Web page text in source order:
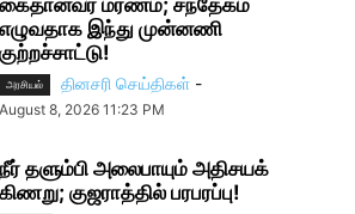
எழுவதாக இந்து முன்னணி
குற்றச்சாட்டு!
அரசியல் தினசரி செய்திகள் -
August 8, 2026 11:23 PM
நீர் தளும்பி அலைபாயும் அதிசயக்
கிணறு; குஜராத்தில் பரபரப்பு!